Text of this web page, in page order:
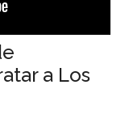
a Los